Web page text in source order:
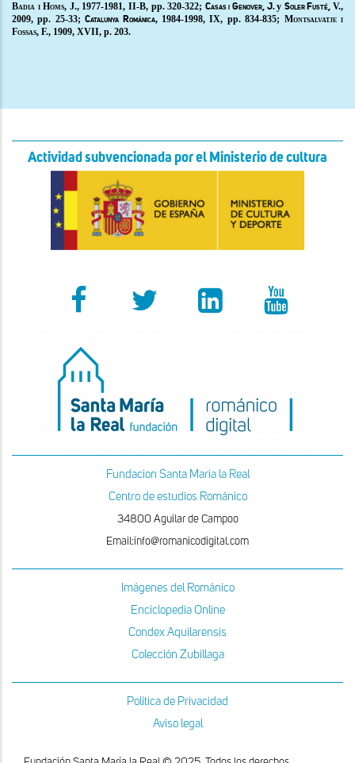
Badia i Homs, J., 1977-1981, II-B, pp. 320-322; Casas i Genover, J.y Soler Fusté, V.,
2009, pp. 25-33;Catalunya Románica, 1984-1998, IX, pp. 834-835; Montsalvatje i
Fossas, F., 1909, XVII, p. 203.
Actividad subvencionada por el Ministerio de cultura
Fundacion Santa Maria la Real
Centro de estudios Románico
34800 Aguilar de Campoo
Email:info@romanicodigital.com
Imágenes del Románico
Enciclopedia Online
Condex Aquilarensis
Colección Zubillaga
Política de Privacidad
Aviso legal